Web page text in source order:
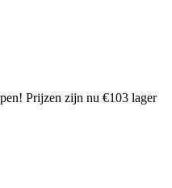
Prijzen zijn nu €103 lager